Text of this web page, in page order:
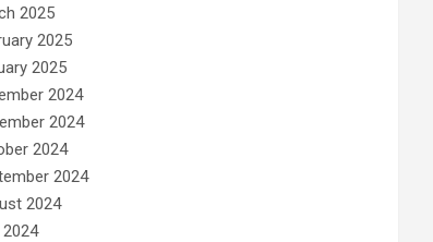
2025
2025
2025
2024
2024
2024
2024
2024